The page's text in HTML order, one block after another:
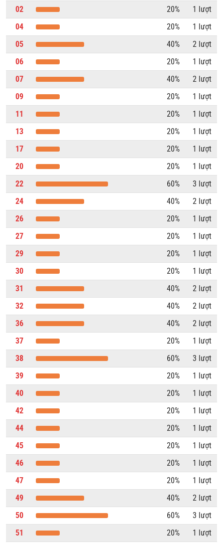
02 20%
1 lượt
04
20%
1 lượt
05
40%
2 lượt
06
20%
1 lượt
07
40%
2 lượt
09
20%
1 lượt
11
20%
1 lượt
13
20%
1 lượt
17
20%
1 lượt
20
20%
1 lượt
22
60%
3 lượt
24
40%
2 lượt
26
20%
1 lượt
27
20%
1 lượt
29
20%
1 lượt
30
20%
1 lượt
31
40%
2 lượt
32
40%
2 lượt
36
40%
2 lượt
37
20%
1 lượt
38
60%
3 lượt
39
20%
1 lượt
40
20%
1 lượt
42
20%
1 lượt
44
20%
1 lượt
45
20%
1 lượt
46
20%
1 lượt
47
20%
1 lượt
49
40%
2 lượt
50
60%
3 lượt
51
20%
1 lượt